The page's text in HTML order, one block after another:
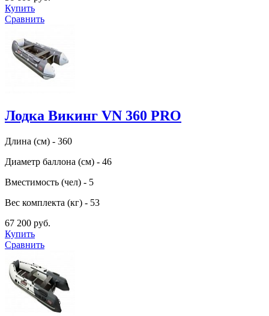
Купить
Сравнить
Лодка Викинг VN 360 PRO
Длина (см) - 360
Диаметр баллона (см) - 46
Вместимость (чел) - 5
Вес комплекта (кг) - 53
67 200 руб.
Купить
Сравнить